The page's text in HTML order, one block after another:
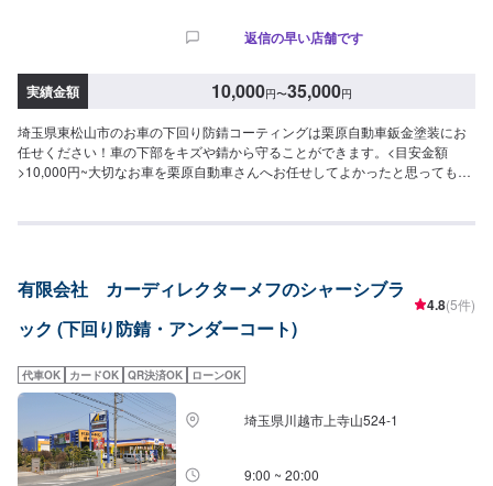
返信の早い店舗です
実績金額 10,000円〜35,000円
埼玉県東松山市のお車の下回り防錆コーティングは栗原自動車鈑金塗装にお
任せください！車の下部をキズや錆から守ることができます。<目安金額
>10,000円~大切なお車を栗原自動車さんへお任せしてよかったと思ってもら
るよう研鑽努力し、安心運転のための整備・修理、車をもっと楽しむための
や車検、タイヤ交換などの基本的な車のメンテナンスも承っておりますので
有限会社 カーディレクターメフのシャーシブラ
ック (下回り防錆・アンダーコート)
4.8(5件)
代車OK カードOK QR決済OK ローンOK
埼玉県川越市上寺山524-1
9:00 ~ 20:00